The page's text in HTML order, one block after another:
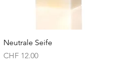
Schnellansicht
Neutrale Seife
Preis
CHF 12.00